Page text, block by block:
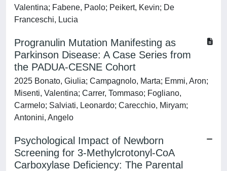
Valentina; Fabene, Paolo; Peikert, Kevin; De
Franceschi, Lucia
Progranulin Mutation Manifesting as
Parkinson Disease: A Case Series from
the PADUA-CESNE Cohort
2025 Bonato, Giulia; Campagnolo, Marta; Emmi, Aron;
Misenti, Valentina; Carrer, Tommaso; Fogliano,
Carmelo; Salviati, Leonardo; Carecchio, Miryam;
Antonini, Angelo
Psychological Impact of Newborn
Screening for 3-Methylcrotonyl-CoA
Carboxylase Deficiency: The Parental